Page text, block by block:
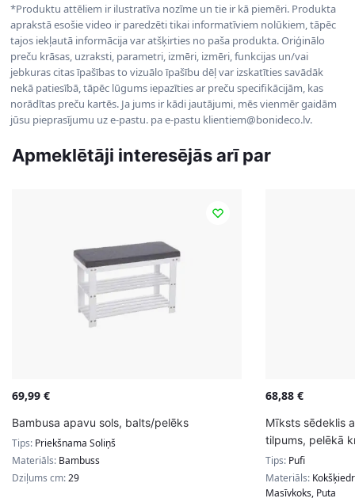
*Produktu attēliem ir ilustratīva nozīme un tie ir kā piemēri. Produkta
aprakstā esošie video ir paredzēti tikai informatīviem nolūkiem, tāpēc
tajos iekļautā informācija var atšķirties no paša produkta. Oriģinālo
preču krāsas, uzraksti, parametri, izmēri, izmēri, funkcijas un/vai
jebkuras citas īpašības to vizuālo īpašību dēļ var izskatīties savādāk
nekā patiesībā, tāpēc lūgums iepazīties ar preču specifikācijām, kas
norādītas preču kartēs. Ja jums ir kādi jautājumi, mēs vienmēr gaidām
jūsu pieprasījumu uz e-pastu. pa e-pastu klientiem@bonideco.lv.
Apmeklētāji interesējās arī par
69,99 €
Bambusa apavu sols, balts/pelēks
Tips: Priekšnama Soliņš
Materiāls: Bambuss
Dziļums cm:29
68,88 €
Mīksts sēdeklis
tilpums, pelēkā
Tips: Pufi
Materiāls:
Masīvkoks, Puta